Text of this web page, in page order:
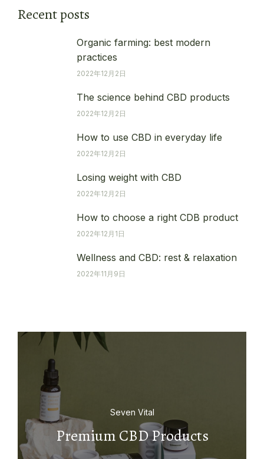
Recent posts
Organic farming: best modern
practices
2022年12月2日
The science behind CBD products
2022年12月2日
How to use CBD in everyday life
2022年12月2日
Losing weight with CBD
2022年12月2日
How to choose a right CDB product
2022年12月1日
Wellness and CBD: rest & relaxation
2022年11月9日
Seven Vital
Premium CBD Products